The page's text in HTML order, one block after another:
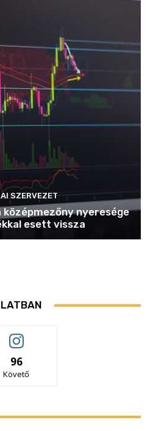
SZERVEZET
középmezőny nyeresége
esett vissza
96
Követő